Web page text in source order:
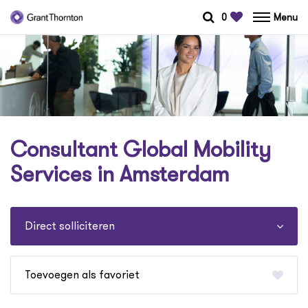
0 Menu
Consultant Global Mobility
Services in Amsterdam
Direct solliciteren
favoriet